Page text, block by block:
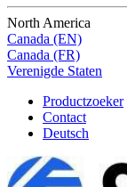
North America
Canada (EN)
Canada (FR)
Verenigde Staten
Productzoeker
Contact
Deutsch